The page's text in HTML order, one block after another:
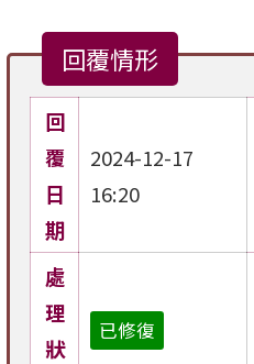
回覆情形
回
覆
日
期
2024-12-17
16:20
處
理
狀
已修復